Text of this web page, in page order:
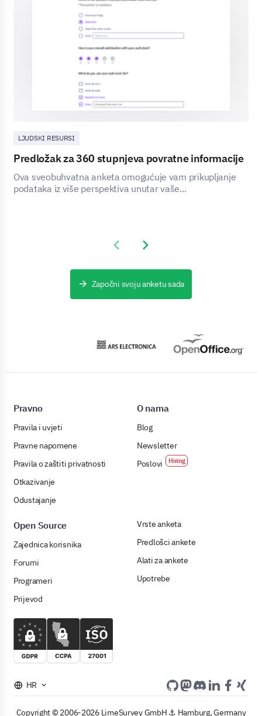
LJUDSKI RESURSI
Predložak za 360 stupnjeva povratne informacije
Ova sveobuhvatna anketa omogućuje vam prikupljanje
podataka iz više perspektiva unutar vaše...
Previous slide
Next slide
Započni svoju anketu sada
Pravno
Pravila i uvjeti
Pravne napomene
Pravila o zaštiti privatnosti
Otkazivanje
Odustajanje
O nama
Blog
Newsletter
Poslovi
Open Source
Zajednica korisnika
Forumi
Programeri
Prijevod
Vrste anketa
Predlošci ankete
Alati za ankete
Upotrebe
HR
Copyright © 2006-2026 LimeSurvey GmbH ⚓ Hamburg, Germany